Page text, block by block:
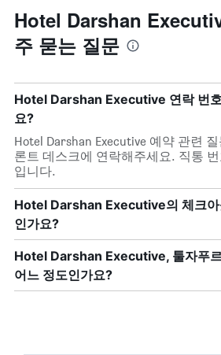
Hotel Darshan
주 묻는 질문
Hotel Darshan Executive 연락 번
요?
Hotel Darshan Executive 예약 관련
론트 데스크에 연락해주세요. 직통 번
입니다.
Hotel Darshan Executive의 체크아
인가요?
Hotel Darshan Executive, 툴자푸
어느 정도인가요?